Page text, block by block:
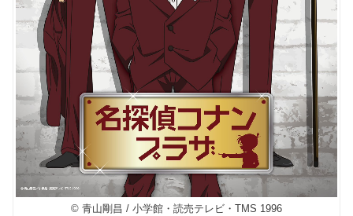
© 青山剛昌 / 小学館・読売テレビ・TMS 1996